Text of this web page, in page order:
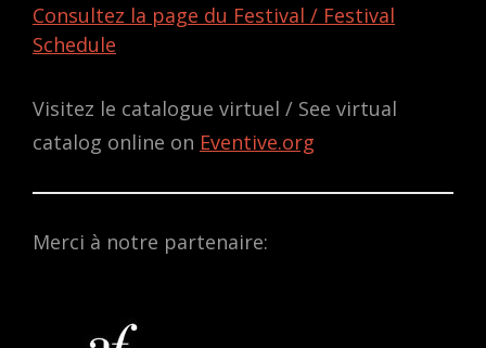
Consultez la page du Festival / Festival
Schedule
Visitez le catalogue virtuel / See virtual
catalog online on Eventive.org
Merci à notre partenaire: